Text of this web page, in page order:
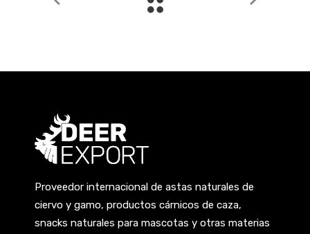
Proveedor internacional de astas naturales de
ciervo y gamo, productos cárnicos de caza,
snacks naturales para mascotas y otras materias